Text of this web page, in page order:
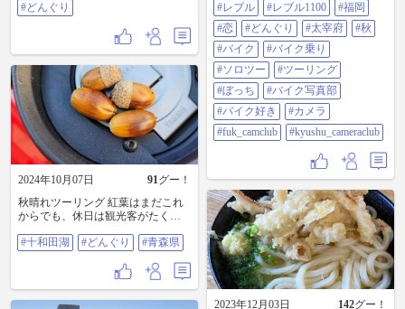
れど、レッグシールドがあるとビ
で積載皆無なバイクばかりに乗っ
ブに乗るといつもの景色が違って
見えるって聞くけど、本当なんだ
なぁ
#どんぐり
１１００ #福岡 #恋 #どんぐり #太
宰府 #秋 #バイク #バイク乗り #ソ
ロツー #ツーリング #ぼっち #バイ
ク写真部 #バイク好き #カメラ
#fuk_camclub #kyushu_cameraclub
#レブル #レブル1100
#福岡
#恋
#どんぐり #太宰府
#秋
#バイク
#バイク乗り
#ソロツー
#ツーリング
#ぼっち
#バイク写真部
#バイク好き
#カメラ
#fuk_camclub
#kyushu_cameraclub
2024年10月07日 91グー！
秋晴れツーリング 紅葉はまだこれ
からでも、休日は観光客がたくさ
のもキモチE どんぐりがそこら中に
いた絵か、象形文字か？ うーむ、
青森県
#十和田湖 #どんぐり #青森県
2023年12月03日 142グー！